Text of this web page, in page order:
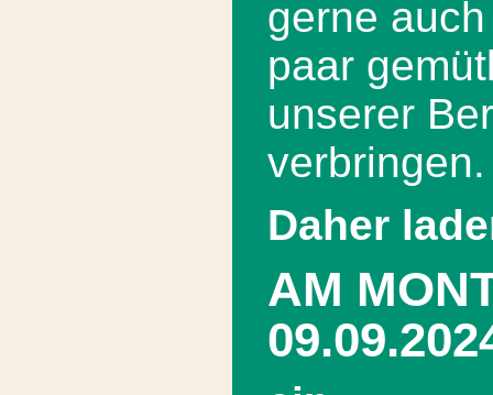
gerne
paar
unserer
verbringen.
Daher
AM